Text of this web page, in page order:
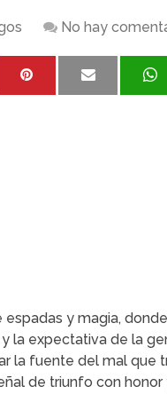
No hay
espadas y magia,
la expectativa de la
la fuente del mal que
de triunfo con